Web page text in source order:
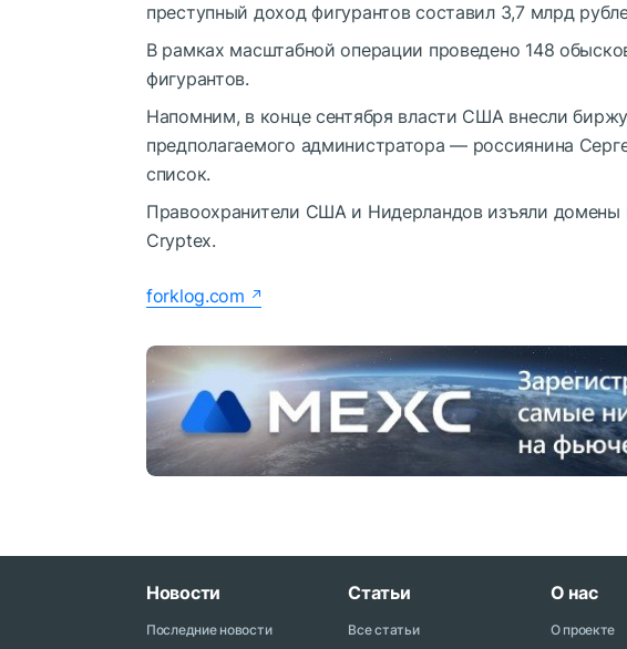
преступный доход фигурантов составил 3,7 млрд
В рамках масштабной операции проведено 148
фигурантов.
Напомним, в конце сентября власти США внесли
предполагаемого администратора — россиянина
список.
Правоохранители США и Нидерландов изъяли домены
Cryptex.
forklog.com
Новости
Последние новости
Статьи
Все статьи
О нас
О проекте